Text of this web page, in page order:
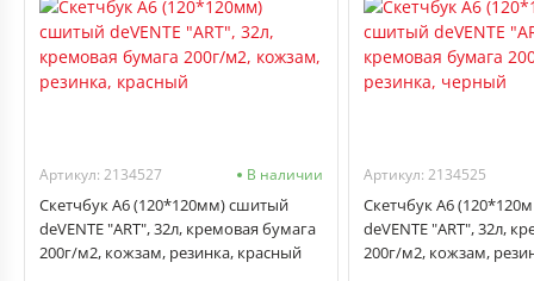
Артикул: 2134527 В наличии
Скетчбук А6 (120*120мм) сшитый
deVENTE "ART", 32л, кремовая бумага
200г/м2, кожзам, резинка, красный
Артикул: 2134525
Скетчбук А6
deVENTE "ART", 32л,
200г/м2, кожзам,